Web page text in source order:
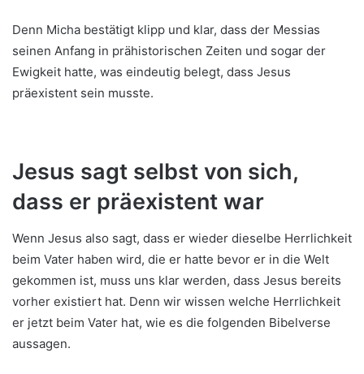
Denn Micha bestätigt klipp und klar, dass der Messias
seinen Anfang in prähistorischen Zeiten und sogar der
Ewigkeit hatte, was eindeutig belegt, dass Jesus
präexistent sein musste.
Jesus sagt selbst von sich,
dass er präexistent war
Wenn Jesus also sagt, dass er wieder dieselbe Herrlichkeit
beim Vater haben wird, die er hatte bevor er in die Welt
gekommen ist, muss uns klar werden, dass Jesus bereits
vorher existiert hat. Denn wir wissen welche Herrlichkeit
er jetzt beim Vater hat, wie es die folgenden Bibelverse
aussagen.